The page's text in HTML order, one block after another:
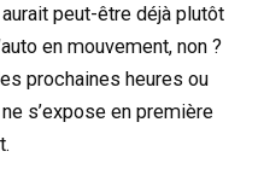
peut-être déjà plutôt
en mouvement, non ?
prochaines heures ou
s’expose en première